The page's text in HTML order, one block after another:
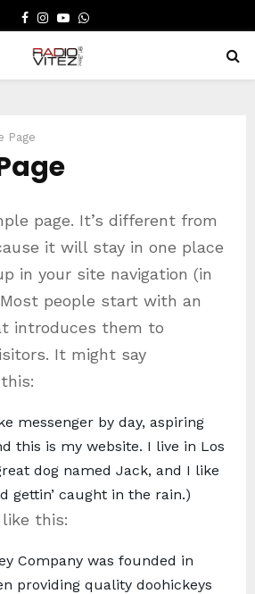
FACEBOOK
INSTAGRAM
YOUTUBE
WHATSAPP
Page
page. It’s different from
it will stay in one place
in your site navigation (in
people start with an
introduces them to
It might say
messenger by day, aspiring
this is my website. I live in Los
dog named Jack, and I like
gettin’ caught in the rain.)
this:
Company was founded in
providing quality doohickeys